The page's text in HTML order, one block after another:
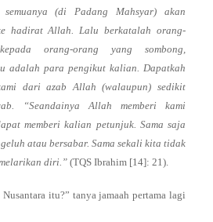
semuanya (di Padang Mahsyar) akan
hadirat Allah. Lalu berkatalah orang-
orang-orang yang sombong,
adalah para pengikut kalian. Dapatkah
dari azab Allah (walaupun) sedikit
“Seandainya Allah memberi kami
memberi kalian petunjuk. Sama saja
atau bersabar. Sama sekali kita tidak
diri.” (TQS Ibrahim [14]: 21).
itu?” tanya jamaah pertama lagi